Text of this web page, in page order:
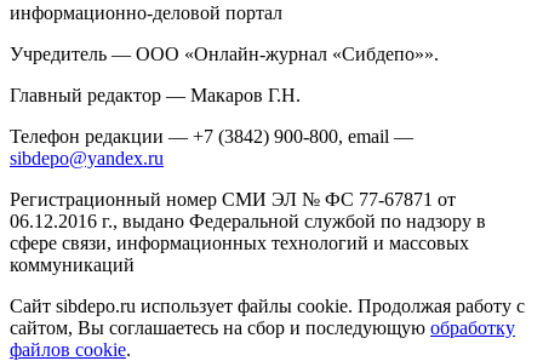
информационно-деловой портал
Учредитель — ООО «Онлайн-журнал «Сибдепо»».
Главный редактор — Макаров Г.Н.
Телефон редакции — +7 (3842) 900-800, email —
sibdepo@yandex.ru
Регистрационный номер СМИ ЭЛ № ФС 77-67871 от
06.12.2016 г., выдано Федеральной службой по надзору в
сфере связи, информационных технологий и массовых
коммуникаций
Сайт sibdepo.ru использует файлы cookie. Продолжая работу с
сайтом, Вы соглашаетесь на сбор и последующую обработку
файлов cookie.